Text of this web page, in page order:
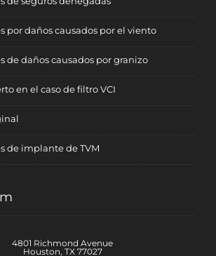
por daños causados por el viento
de daños causados por granizo
en el caso de filtro VCI
de implante de TVM
4801 Richmond Avenue
Houston, TX 77027